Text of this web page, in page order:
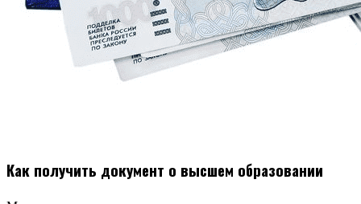
Как получить документ о высшем образовании